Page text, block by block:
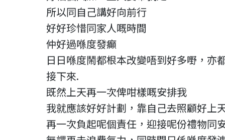
所以同自己講好向前行
好好珍惜同家人嘅時間
仲好過喺度發癲
日日喺度鬧都根本改變唔到好多嘢，亦
接下來.
既然上天再一次俾咁樣嘅安排我
我就應該好好計劃，靠自己去照顧好上
再一次負起呢個責任，迎接呢份禮物同